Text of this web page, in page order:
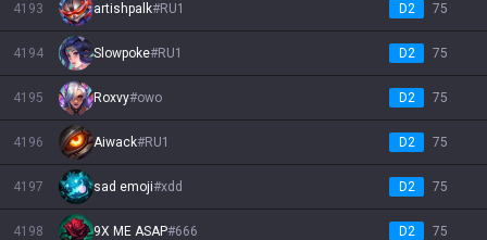
4193 artishpalk#RU1 D2 75
4194 Slоwpokе#RU1 D2 75
4195 Roxvy#owo D2 75
4196 Aiwack#RU1 D2 75
4197 sad emoji#xdd D2 75
4198 9X ME ASAP#666 D2 75